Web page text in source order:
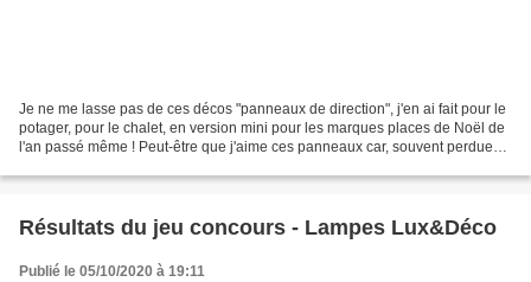
Je ne me lasse pas de ces décos "panneaux de direction", j'en ai fait pour le
potager, pour le chalet, en version mini pour les marques places de Noël de
l'an passé même ! Peut-être que j'aime ces panneaux car, souvent perdue
Résultats du jeu concours - Lampes Lux&Déco
Publié le 05/10/2020 à 19:11